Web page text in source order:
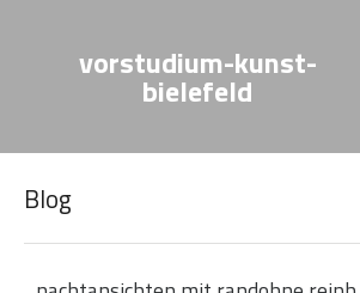
vorstudium-kunst-
bielefeld
Blog